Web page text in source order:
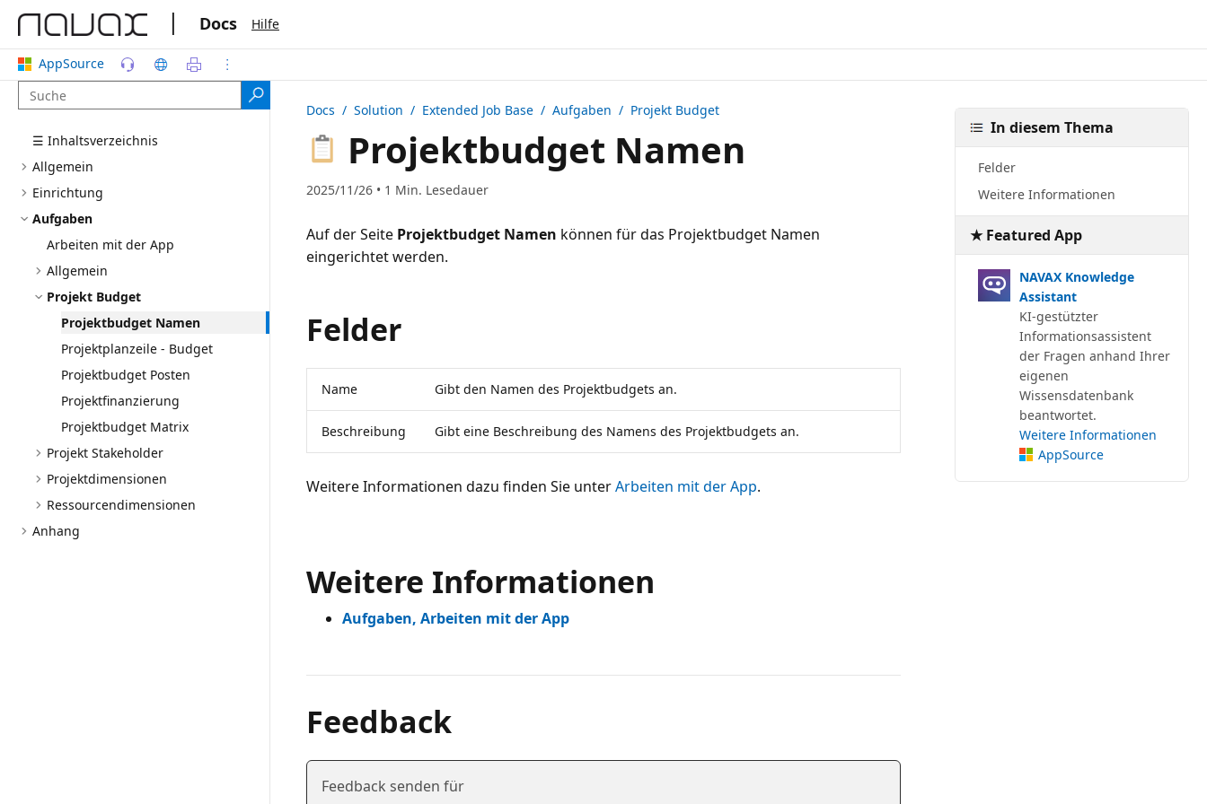
| Docs Hilfe
AppSource
☰ Inhaltsverzeichnis
Allgemein
Einrichtung
Aufgaben
Arbeiten mit der App
Allgemein
Projekt Budget
Projektbudget Namen
Projektplanzeile - Budget
Projektbudget Posten
Projektfinanzierung
Projektbudget Matrix
Projekt Stakeholder
Projektdimensionen
Ressourcendimensionen
Anhang
Docs / Solution / Extended Job Base/ Aufgaben / Projekt Budget
Projektbudget Namen
2025/11/26 • 1 Min. Lesedauer
Auf der Seite Projektbudget Namen können für das Projektbudget Namen
eingerichtet werden.
Felder
Name Gibt den Namen des Projektbudgets an.
Beschreibung Gibt eine Beschreibung des Namens des Projektbudgets an.
Weitere Informationen dazu finden Sie unterArbeiten mit der App.
Weitere Informationen
Aufgaben, Arbeiten mit der App
Feedback
Feedback senden für
In diesem Thema
Felder
Weitere Informationen
★ Featured App
NAVAX Knowledge
Assistant
KI-gestützter
Informationsassistent
der Fragen anhand Ihrer
eigenen
Wissensdatenbank
beantwortet.
Weitere Informationen
AppSource